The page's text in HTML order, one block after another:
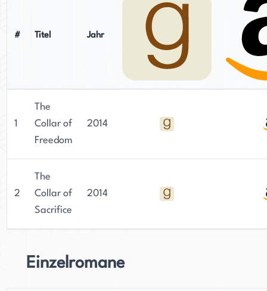
# Titel Jahr
1
The
Collar of
Freedom
2014
2
The
Collar of
Sacrifice
2014
Einzelromane